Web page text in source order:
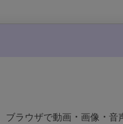
ブラウザで動画・画像・音